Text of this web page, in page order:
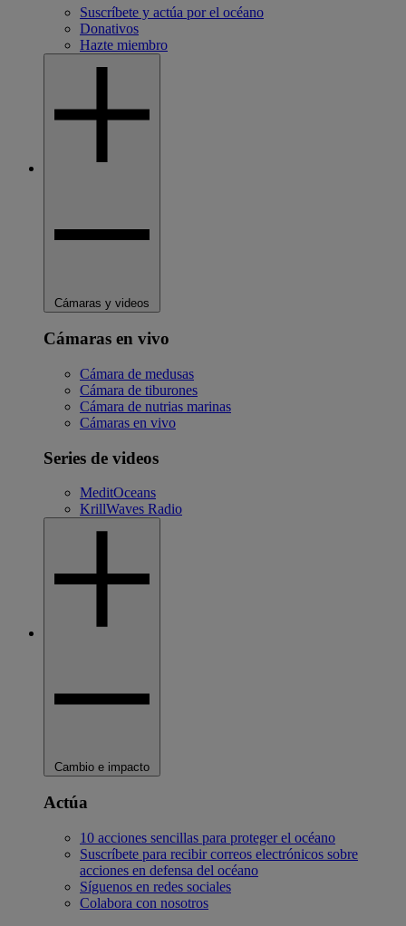
Suscríbete y actúa por el océano
Donativos
Hazte miembro
Cámaras y videos
Cámaras en vivo
Cámara de medusas
Cámara de tiburones
Cámara de nutrias marinas
Cámaras en vivo
Series de videos
MeditOceans
KrillWaves Radio
Cambio e impacto
Actúa
10 acciones sencillas para proteger el océano
Suscríbete para recibir correos electrónicos sobre
acciones en defensa del océano
Síguenos en redes sociales
Colabora con nosotros